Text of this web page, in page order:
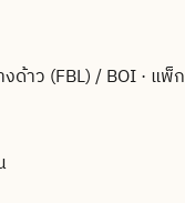
าว (FBL) / BOI · แพ็ก